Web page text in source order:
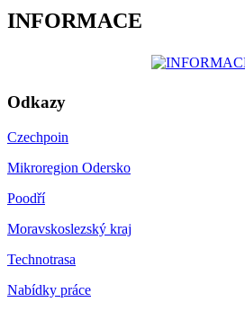
INFORMACE
Odkazy
Czechpoin
Mikroregion Odersko
Poodří
Moravskoslezský kraj
Technotrasa
Nabídky práce